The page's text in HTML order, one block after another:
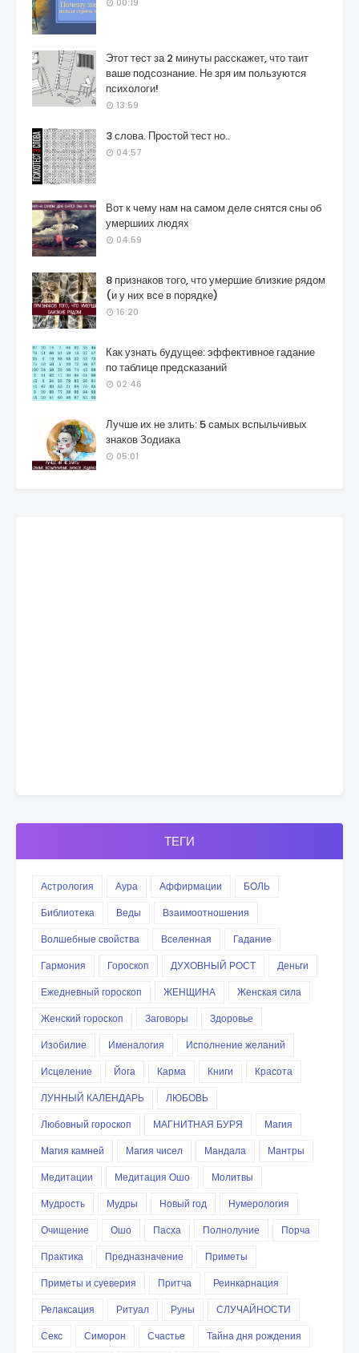
Этот тест за 2 минуты расскажет, что таит
ваше подсознание. Не зря им пользуются
психологи!
13:59
3 слова. Простой тест но..
04:57
Вот к чему нам на самом деле снятся сны об
умершиих людях
04:59
8 признаков того, что умершие близкие рядом
(и у них все в порядке)
16:20
Как узнать будущее: эффективное гадание
по таблице предсказаний
02:46
Лучше их не злить: 5 самых вспыльчивых
знаков Зодиака
05:01
ТЕГИ
Астрология Аура Аффирмации
БОЛЬ
Библиотека
Веды
Взаимоотношения
Волшебные свойства
Вселенная
Гадание
Гармония
Гороскоп ДУХОВНЫЙ РОСТ
Деньги
Ежедневный гороскоп
ЖЕНЩИНА
Женская сила
Женский гороскоп
Заговоры
Здоровье
Изобилие
Именалогия
Исполнение желаний
Исцеление
Йога Карма Книги
Красота
ЛУННЫЙ КАЛЕНДАРЬ
ЛЮБОВЬ
Любовный гороскоп
МАГНИТНАЯ БУРЯ
Магия
Магия камней
Магия чисел Мандала
Мантры
Медитации
Медитация Ошо
Молитвы
Мудрость
Мудры Новый год
Нумерология
Очищение
Ошо Пасха Полнолуние
Порча
Практика
Предназначение
Приметы
Приметы и суеверия
Притча
Реинкарнация
Релаксация
Ритуал Руны
СЛУЧАЙНОСТИ
Секс
Симорон Счастье
Тайна дня рождения